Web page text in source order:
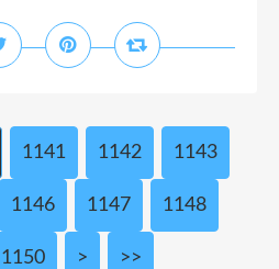
1141 1142 1143
1146 1147 1148
1150 1160
1170
1180
1190
1200
1300
1400
1500
1600
1700
1800
1900
2000
2100
2200
2300
2400
2500
2600
2700
2800
2900
3000
> >>